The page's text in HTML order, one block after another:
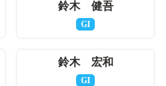
鈴木 健吾
GI
鈴木 宏和
GI